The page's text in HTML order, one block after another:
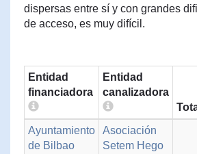
dispersas entre sí y con grandes
de acceso, es muy difícil.
Entidad
financiadora
Entidad
canalizadora
Ayuntamiento
de Bilbao
Asociación
Setem Hego